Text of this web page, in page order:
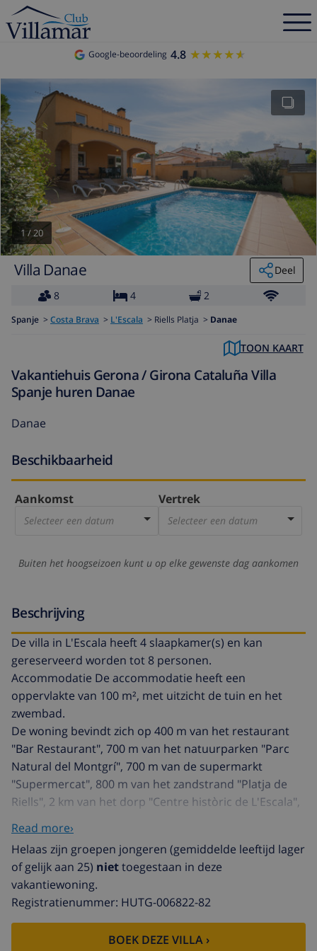
Google-beoordeling 4.8 ★★★★★
★★★★★
1 /20
Villa Danae
Deel
8
4 2
Spanje > Costa Brava > L'Escala > Riells Platja > Danae
TOON KAART
Vakantiehuis Gerona / Girona Cataluña Villa
Spanje huren Danae
Danae
Beschikbaarheid
Aankomst
Selecteer een datum
Vertrek
Selecteer een datum
Buiten het hoogseizoen kunt u op elke gewenste dag aankomen
Beschrijving
De villa in L'Escala heeft 4 slaapkamer(s) en kan
gereserveerd worden tot 8 personen.
Accommodatie De accommodatie heeft een
oppervlakte van 100 m², met uitzicht de tuin en het
zwembad.
De woning bevindt zich op 400 m van het restaurant
"Bar Restaurant", 700 m van het natuurparken "Parc
Natural del Montgrí", 700 m van de supermarkt
"Supermercat", 800 m van het zandstrand "Platja de
Riells", 2 km van het dorp "Centre històric de L'Escala",
2 km van het busstation "Estació autobus Plaça de les
Escoles", 2 km van het rotsstrand "Platja Bol Roig", 12
km van de rivier "Riu Ter - Riu Fluvià", 13 km van het
meer "Llacs de Ventalló", 25 km van de golfbaan "Golf
de Pals", 25 km van het treinstation "Estació RENFE
Flaçà", 29 km van de waterpretpark "Aquabrava Roses",
53 km van de luchthaven "Aeroport de Girona-Costa
Brava", 119 km van het skigebied "Estació Esquí Vallter
Read more›
Helaas zijn groepen jongeren (gemiddelde leeftijd lager
of gelijk aan 25) niettoegestaan in deze
vakantiewoning.
Registratienummer: HUTG-006822-82
BOEK DEZE VILLA ›